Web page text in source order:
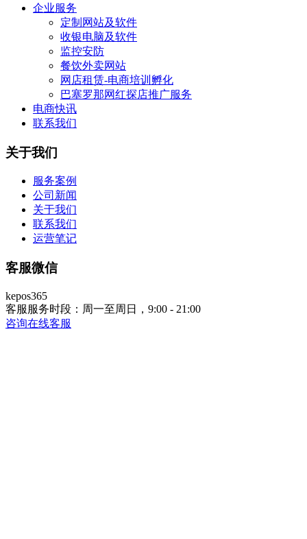
企业服务
定制网站及软件
收银电脑及软件
监控安防
餐饮外卖网站
网店租赁-电商培训孵化
巴塞罗那网红探店推广服务
电商快讯
联系我们
关于我们
服务案例
公司新闻
关于我们
联系我们
运营笔记
客服微信
kepos365
客服服务时段：周一至周日，9:00 - 21:00
咨询在线客服